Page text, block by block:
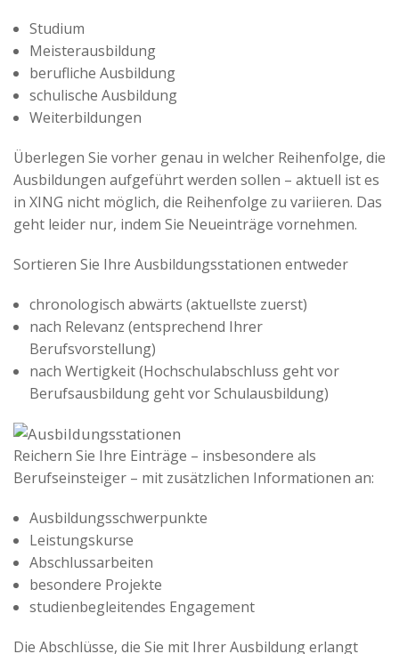
Studium
Meisterausbildung
berufliche Ausbildung
schulische Ausbildung
Weiterbildungen
Überlegen Sie vorher genau in welcher Reihenfolge, die
Ausbildungen aufgeführt werden sollen – aktuell ist es
in XING nicht möglich, die Reihenfolge zu variieren. Das
geht leider nur, indem Sie Neueinträge vornehmen.
Sortieren Sie Ihre Ausbildungsstationen entweder
chronologisch abwärts (aktuellste zuerst)
nach Relevanz (entsprechend Ihrer
Berufsvorstellung)
nach Wertigkeit (Hochschulabschluss geht vor
Berufsausbildung geht vor Schulausbildung)
Reichern Sie Ihre Einträge – insbesondere als
Berufseinsteiger – mit zusätzlichen Informationen an:
Ausbildungsschwerpunkte
Leistungskurse
Abschlussarbeiten
besondere Projekte
studienbegleitendes Engagement
Die Abschlüsse, die Sie mit Ihrer Ausbildung erlangt